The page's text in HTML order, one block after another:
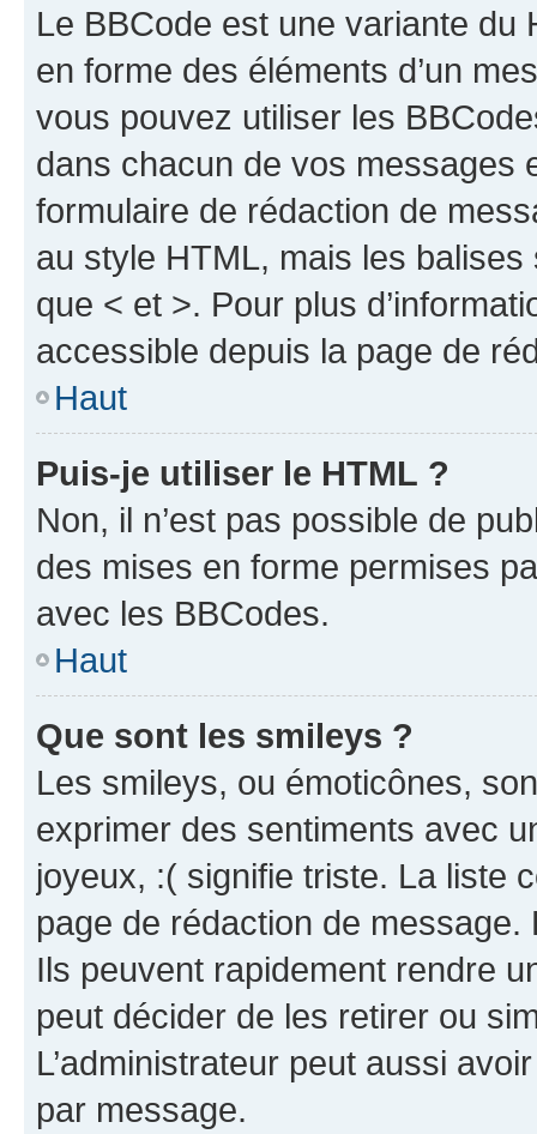
Le BBCode est une variante du
en forme des éléments d’un
vous pouvez utiliser les
dans chacun de vos messages
formulaire de rédaction de
au style HTML, mais les
que < et >. Pour plus
accessible depuis la page de
Haut
Puis-je utiliser le HTML ?
Non, il n’est pas possible de
des mises en forme permises
avec les BBCodes.
Haut
Que sont les smileys ?
Les smileys, ou émoticônes,
exprimer des sentiments avec
joyeux, :( signifie triste. La liste
page de rédaction de
Ils peuvent rapidement rendre
peut décider de les retirer ou
L’administrateur peut aussi
par message.